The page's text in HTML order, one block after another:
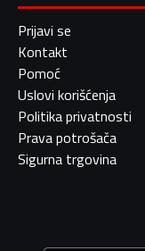
Prijavi se
Kontakt
Pomoć
Uslovi korišćenja
Politika privatnosti
Prava potrošača
Sigurna trgovina